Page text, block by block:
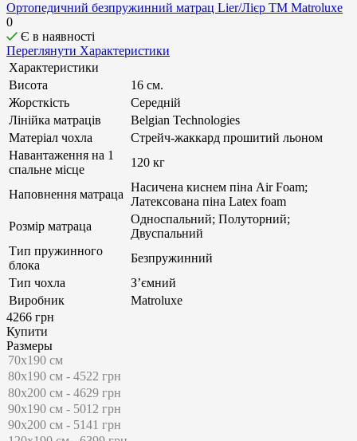
Ортопедичний безпружинний матрац Lier/Лієр ТМ Matroluxe
0
Є в наявності
Переглянути Характеристики
Характеристики
Висота
16 см.
Жорсткість
Середній
Лінійка матраців
Belgian Technologies
Матеріал чохла
Стрейч-жаккард прошитий льоном
Навантаження на 1
спальне місце
120 кг
Наповнення матраца
Насичена киснем піна Air Foam;
Латексована піна Latex foam
Розмір матраца
Односпальний; Полуторний;
Двуспальний
Тип пружинного
блока
Безпружинний
Тип чохла
З’ємний
Виробник
Matroluxe
4266 грн
Купити
Размеры